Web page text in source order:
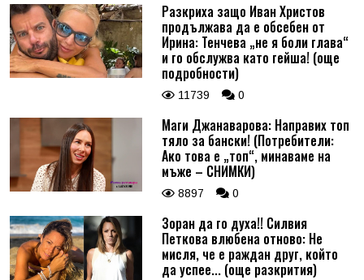
Разкриха защо Иван Христов
продължава да е обсебен от
Ирина: Тенчева „не я боли глава“
и го обслужва като гейша! (още
подробности)
11739 0
Маги Джанаварова: Направих топ
тяло за бански! (Потребители:
Ако това е „топ“, минаваме на
мъже – СНИМКИ)
8897 0
Зоран да го духа!! Силвия
Петкова влюбена отново: Не
мисля, че е раждан друг, който
да успее... (още разкрития)